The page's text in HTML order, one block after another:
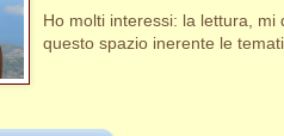
Ho molti interessi: la lettura,
questo spazio inerente le